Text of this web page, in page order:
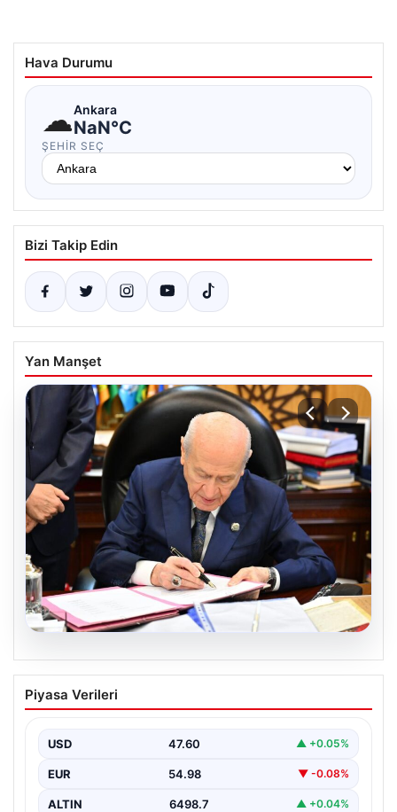
Hava Durumu
☁Ankara
NaN°C
ŞEHIR SEÇ
Bizi Takip Edin
Yan Manşet
Bahçeli’den çerçeve yasa açıklaması:
Bin yıllık kardeşliğimiz tescillendi
Piyasa Verileri
USD 47.60 ▲ +0.05%
EUR 54.98 ▼ -0.08%
ALTIN 6498.7 ▲ +0.04%